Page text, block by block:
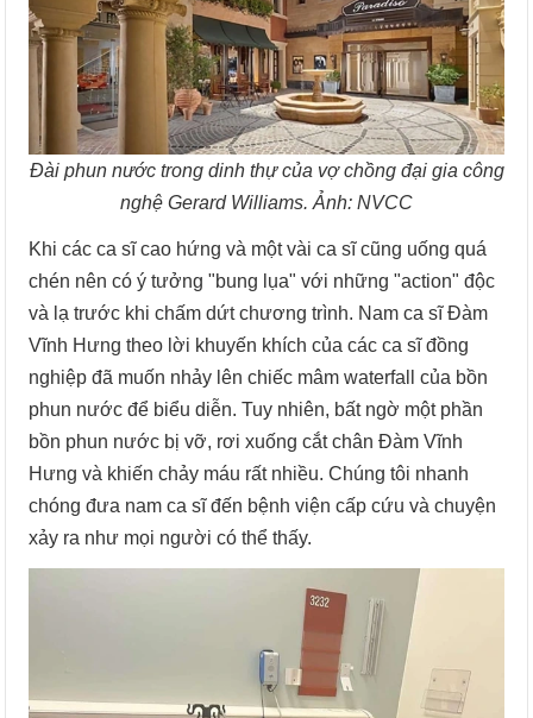
Đài phun nước trong dinh thự của vợ chồng đại gia công
nghệ Gerard Williams. Ảnh: NVCC
Khi các ca sĩ cao hứng và một vài ca sĩ cũng uống quá
chén nên có ý tưởng "bung lụa" với những "action" độc
và lạ trước khi chấm dứt chương trình. Nam ca sĩ Đàm
Vĩnh Hưng theo lời khuyến khích của các ca sĩ đồng
nghiệp đã muốn nhảy lên chiếc mâm waterfall của bồn
phun nước để biểu diễn. Tuy nhiên, bất ngờ một phần
bồn phun nước bị vỡ, rơi xuống cắt chân Đàm Vĩnh
Hưng và khiến chảy máu rất nhiều. Chúng tôi nhanh
chóng đưa nam ca sĩ đến bệnh viện cấp cứu và chuyện
xảy ra như mọi người có thể thấy.